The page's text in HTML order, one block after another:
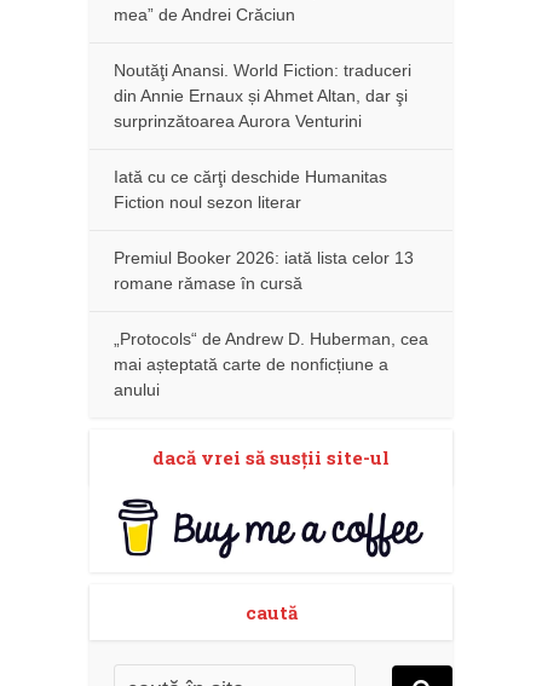
mea” de Andrei Crăciun
Noutăţi Anansi. World Fiction: traduceri
din Annie Ernaux și Ahmet Altan, dar şi
surprinzătoarea Aurora Venturini
Iată cu ce cărţi deschide Humanitas
Fiction noul sezon literar
Premiul Booker 2026: iată lista celor 13
romane rămase în cursă
„Protocols“ de Andrew D. Huberman, cea
mai așteptată carte de nonficțiune a
anului
dacă vrei să susţii site-ul
caută